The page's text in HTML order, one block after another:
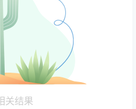
关结果